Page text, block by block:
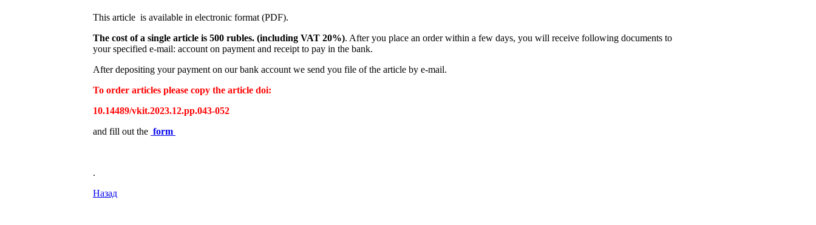
This article is available in electronic format (PDF).
The cost of a single article is 500 rubles. (including VAT 20%). After you place an order within a few days, you will receive following documents to
your specified e-mail: account on payment and receipt to pay in the bank.
After depositing your payment on our bank account we send you file of the article by e-mail.
To order articles please copy the article doi:
10.14489/vkit.2023.12.рр.043-052
and fill out the form
.
Назад